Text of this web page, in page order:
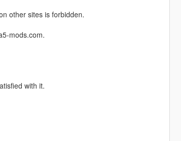
other sites is forbidden.
mods.com.
with it.